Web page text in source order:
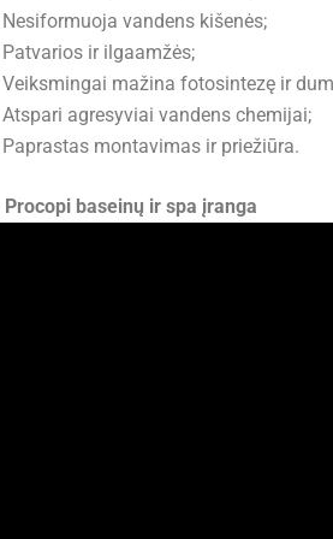
Nesiformuoja vandens kišenės;
Patvarios ir ilgaamžės;
Veiksmingai mažina fotosintezę ir
Atspari agresyviai vandens chemijai;
Paprastas montavimas ir priežiūra.
Procopi baseinų ir spa įranga